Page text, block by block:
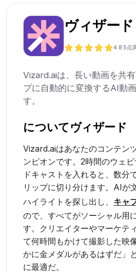
ヴィザード
4.8 5点
Vizard.aiは、長い動画を共
プに自動的に変換するAI動
す。
についてヴィザード
Vizard.aiはあなたのコンテン
ンピオンです。2時間のウェ
ドキャストを入れると、数分
リップに切り分けます。AIが
ハイライトを探し出し、 キャ
ので、すべてがソーシャル用
す。クリエイターやマーケテ
て何時間もかけて撮影した映
かに金メダルがあるはずだ」
に最適だ。